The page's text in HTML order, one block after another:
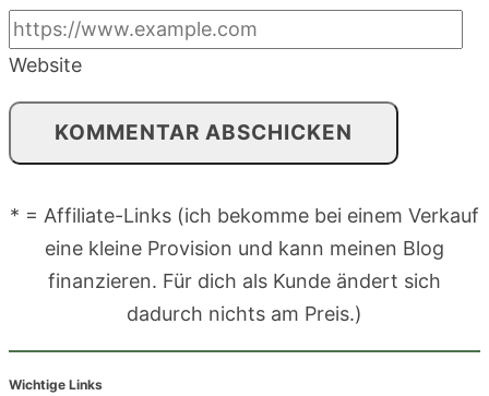
Website
* = Affiliate-Links (ich bekomme bei einem Verkauf
eine kleine Provision und kann meinen Blog
finanzieren. Für dich als Kunde ändert sich
dadurch nichts am Preis.)
Wichtige Links